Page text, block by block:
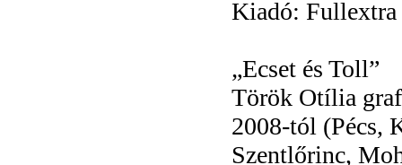
Kiadó:
„Ecset és Toll”
Török Otília
2008-tól (Pécs,
Szentlőrinc,